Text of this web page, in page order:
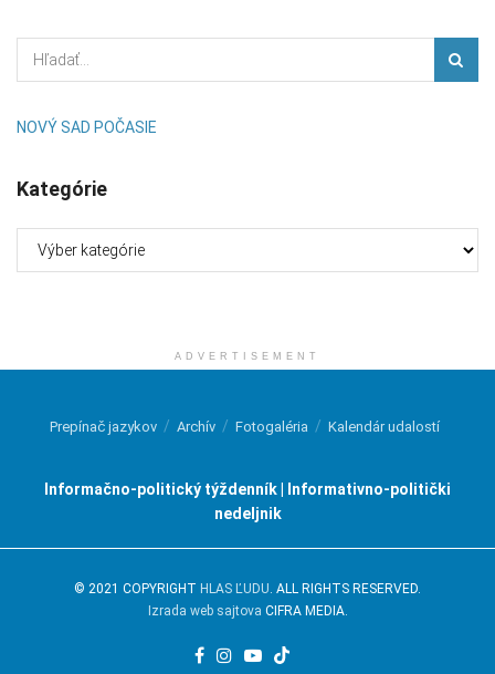
NOVÝ SAD POČASIE
Kategórie
ADVERTISEMENT
Prepínač jazykov Archív Fotogaléria Kalendár udalostí
Informačno-politický týždenník | Informativno-politički
nedeljnik
© 2021 COPYRIGHT HLAS ĽUDU . ALL RIGHTS RESERVED.
Izrada web sajtova CIFRA MEDIA.